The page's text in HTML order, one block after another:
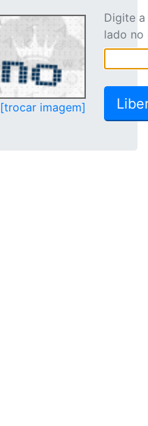
[trocar imagem]
Digite
lado no